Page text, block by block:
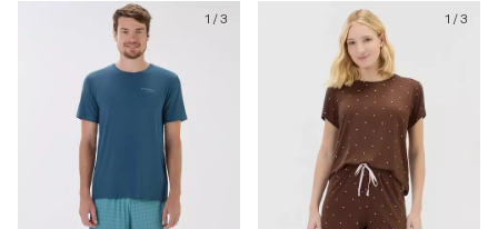
1 /3 1 /3